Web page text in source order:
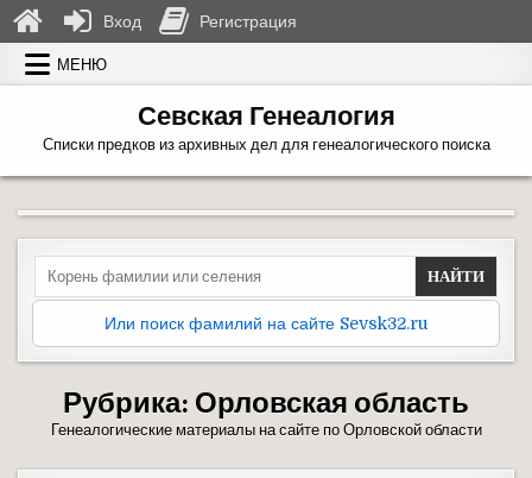
Перейти к содержимому
МЕНЮ
Севская Генеалогия
Списки предков из архивных дел для генеалогического поиска
Search for:
Или поиск фамилий на сайте Sevsk32.ru
Рубрика: Орловская область
Генеалогические материалы на сайте по Орловской области
Вход Регистрация